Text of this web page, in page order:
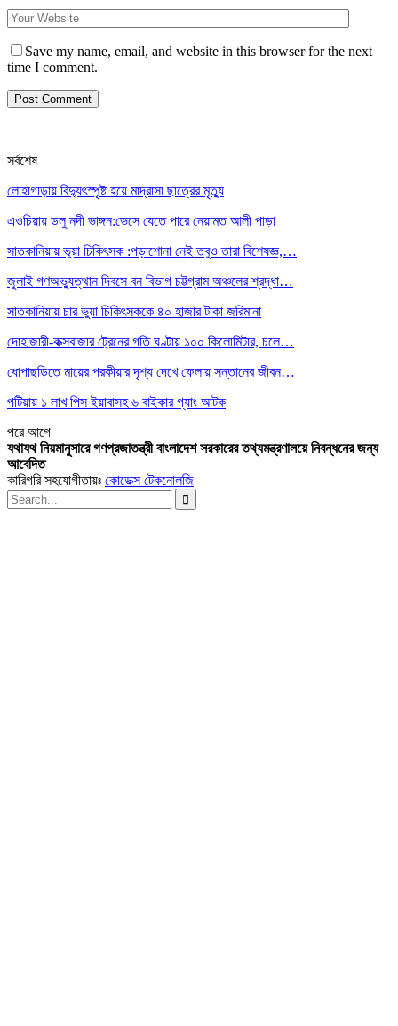
Save my name, email, and website in this browser for the next
time I comment.
সর্বশেষ
লোহাগাড়ায় বিদ্যুৎস্পৃষ্ট হয়ে মাদ্রাসা ছাত্রের মৃত্যু
এওচিয়ায় ডলু নদী ভাঙ্গন:ভেসে যেতে পারে নেয়ামত আলী পাড়া
সাতকানিয়ায় ভূয়া চিকিৎসক :পড়াশোনা নেই তবুও তারা বিশেষজ্ঞ,…
জুলাই গণঅভ্যুত্থান দিবসে বন বিভাগ চট্টগ্রাম অঞ্চলের শ্রদ্ধা…
সাতকানিয়ায় চার ভুয়া চিকিৎসককে ৪০ হাজার টাকা জরিমানা
দোহাজারী-কক্সবাজার ট্রেনের গতি ঘণ্টায় ১০০ কিলোমিটার, চলে…
ধোপাছড়িতে মায়ের পরকীয়ার দৃশ্য দেখে ফেলায় সন্তানের জীবন…
পটিয়ায় ১ লাখ পিস ইয়াবাসহ ৬ বাইকার গ্যাং আটক
পরেআগে
যথাযথ নিয়মানুসারে গণপ্রজাতন্ত্রী বাংলাদেশ সরকারের তথ্যমন্ত্রণালয়ে নিবন্ধনের জন্য
আবেদিত
কারিগরি সহযোগীতায়ঃ কোডেক্স টেকনোলজি